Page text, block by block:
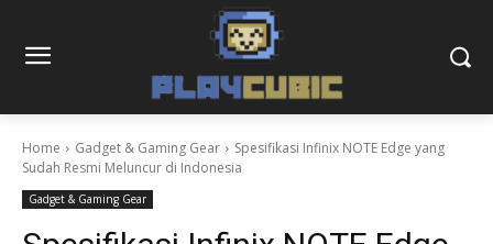
Home Gadget & Gaming Gear
Spesifikasi Infinix NOTE Edge yang
Sudah Resmi Meluncur di Indonesia
Gadget & Gaming Gear